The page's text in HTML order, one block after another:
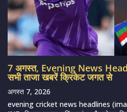
7 अगस्त, Evening News
सभी ताजा खबरें क्रिकेट जगत से
अगस्त 7, 2026
evening cricket news headlines